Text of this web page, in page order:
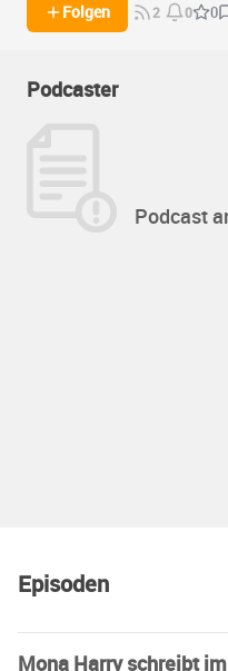
Folgen 2 0 0
Podcaster
Podcast
Episoden
Mona Harry schreibt